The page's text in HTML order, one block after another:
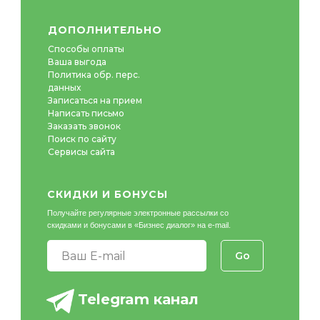
ДОПОЛНИТЕЛЬНО
Способы оплаты
Ваша выгода
Политика обр. перс.
данных
Записаться на прием
Написать письмо
Заказать звонок
Поиск по сайту
Сервисы сайта
Go
СКИДКИ И БОНУСЫ
Получайте регулярные электронные рассылки со
скидками и бонусами в «Бизнес диалог» на e-mail.
Telegram канал